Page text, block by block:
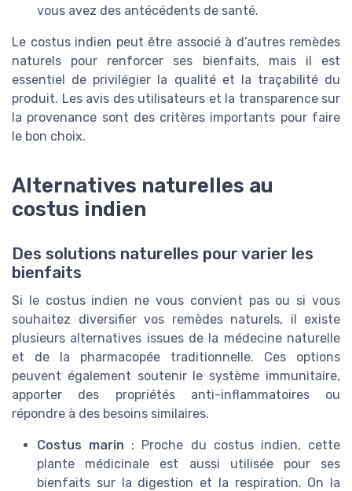
vous avez des antécédents de santé.
Le costus indien peut être associé à d’autres remèdes
naturels pour renforcer ses bienfaits, mais il est
essentiel de privilégier la qualité et la traçabilité du
produit. Les avis des utilisateurs et la transparence sur
la provenance sont des critères importants pour faire
le bon choix.
Alternatives naturelles au
costus indien
Des solutions naturelles pour varier les
bienfaits
Si le costus indien ne vous convient pas ou si vous
souhaitez diversifier vos remèdes naturels, il existe
plusieurs alternatives issues de la médecine naturelle
et de la pharmacopée traditionnelle. Ces options
peuvent également soutenir le système immunitaire,
apporter des propriétés anti-inflammatoires ou
répondre à des besoins similaires.
Costus marin : Proche du costus indien, cette
plante médicinale est aussi utilisée pour ses
bienfaits sur la digestion et la respiration. On la